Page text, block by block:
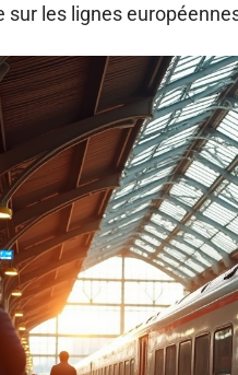
sur les lignes